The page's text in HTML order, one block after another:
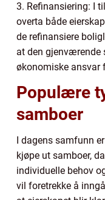
3. Refinansiering: I
overta både
de refinansiere
at den gjenværende
økonomiske ansvar
Populære
samboer
I dagens samfunn
kjøpe ut samboer,
individuelle behov
vil foretrekke å